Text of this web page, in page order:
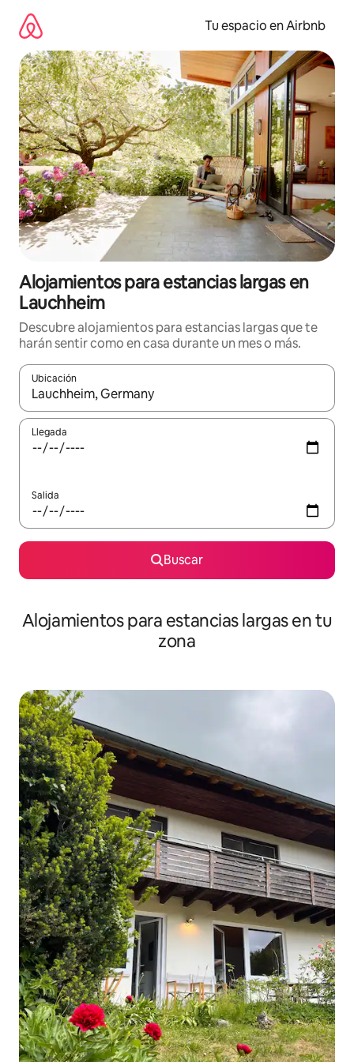
contenido
Tu espacio en Airbnb
Alojamientos para estancias largas en
Lauchheim
Descubre alojamientos para estancias largas que te
harán sentir como en casa durante un mes o más.
Ubicación
Cuando los resultados estén disponibles, podrás navegar
Llegada
Salida
Buscar
Alojamientos para estancias largas en tu
zona